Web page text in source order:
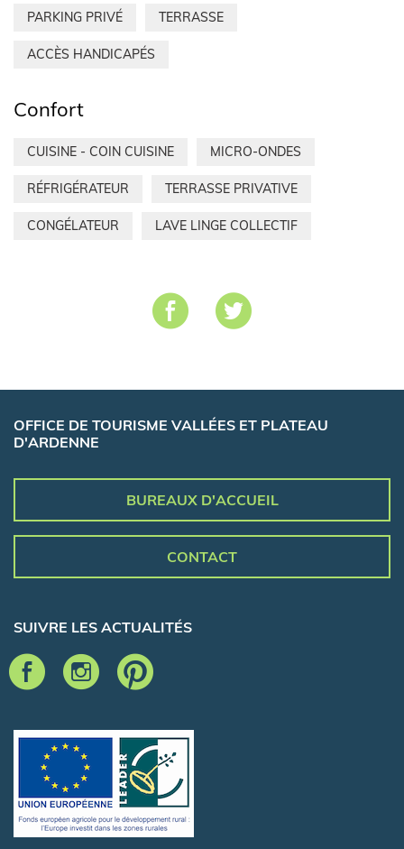
PARKING PRIVÉ TERRASSE
ACCÈS HANDICAPÉS
Confort
CUISINE - COIN CUISINE MICRO-ONDES
RÉFRIGÉRATEUR TERRASSE PRIVATIVE
CONGÉLATEUR LAVE LINGE COLLECTIF
OFFICE DE TOURISME VALLÉES ET PLATEAU
D'ARDENNE
BUREAUX D'ACCUEIL
CONTACT
SUIVRE LES ACTUALITÉS